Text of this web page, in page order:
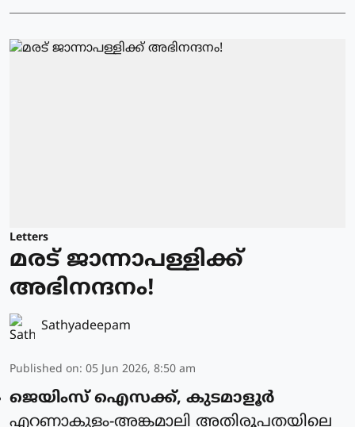
Letters
മരട് ജാന്നാപള്ളിക്ക്
അഭിനന്ദനം!
Sathyadeepam
Published on: 05 Jun 2026, 8:50 am
ജെയിംസ് ഐസക്ക്, കുടമാളൂർ
എറണാകുളം-അങ്കമാലി അതിരൂപതയിലെ